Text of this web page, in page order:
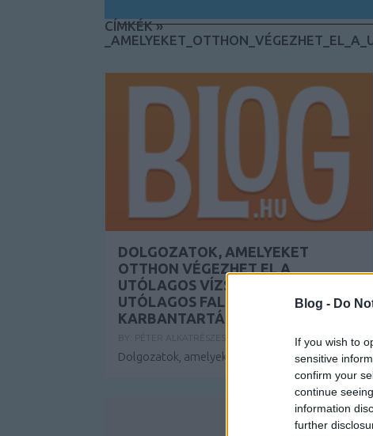
Blog - Do
If you wish to
sensitive
confirm your
continue
information
further
CÍMKÉK»
DOLGOZATOK, AMELYEKET
OTTHON VÉGEZHET EL A
UTÓLAGOS VÍZSZIGETELÉS ÉS
UTÓLAGOS FALSZIGETELÉS
KARBANTARTÁSA ÉRDEKÉBEN
Dolgozatok, amelyeket otthon végezhet el a...